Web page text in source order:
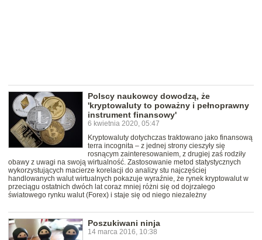
Polscy naukowcy dowodzą, że
'kryptowaluty to poważny i pełnoprawny
instrument finansowy'
6 kwietnia 2020, 05:47
Kryptowaluty dotychczas traktowano jako finansową
terra incognita – z jednej strony cieszyły się
rosnącym zainteresowaniem, z drugiej zaś rodziły
obawy z uwagi na swoją wirtualność. Zastosowanie metod statystycznych
wykorzystujących macierze korelacji do analizy stu najczęściej
handlowanych walut wirtualnych pokazuje wyraźnie, że rynek kryptowalut w
przeciągu ostatnich dwóch lat coraz mniej różni się od dojrzałego
światowego rynku walut (Forex) i staje się od niego niezależny
Poszukiwani ninja
14 marca 2016, 10:38